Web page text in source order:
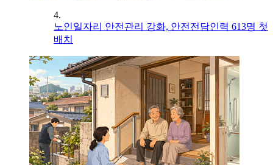
4.
노인일자리 안전관리 강화, 안전전담인력 613명 첫
배치